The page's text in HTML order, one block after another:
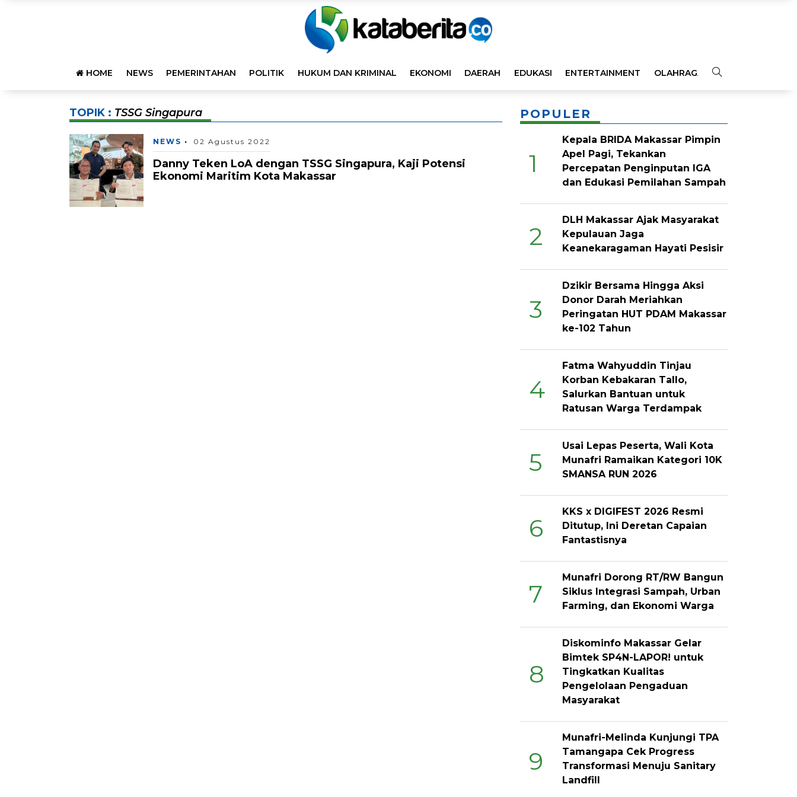
HOME NEWS PEMERINTAHAN POLITIK HUKUM DAN KRIMINAL EKONOMI DAERAH EDUKASI ENTERTAINMENT OLAHRAGA OPINI
TOPIK : TSSG Singapura
NEWS 02 Agustus 2022
Danny Teken LoA dengan TSSG Singapura, Kaji Potensi
Ekonomi Maritim Kota Makassar
POPULER
1
Kepala BRIDA Makassar Pimpin
Apel Pagi, Tekankan
Percepatan Penginputan IGA
dan Edukasi Pemilahan Sampah
2
DLH Makassar Ajak Masyarakat
Kepulauan Jaga
Keanekaragaman Hayati Pesisir
3
Dzikir Bersama Hingga Aksi
Donor Darah Meriahkan
Peringatan HUT PDAM Makassar
ke-102 Tahun
4
Fatma Wahyuddin Tinjau
Korban Kebakaran Tallo,
Salurkan Bantuan untuk
Ratusan Warga Terdampak
5
Usai Lepas Peserta, Wali Kota
Munafri Ramaikan Kategori 10K
SMANSA RUN 2026
6
KKS x DIGIFEST 2026 Resmi
Ditutup, Ini Deretan Capaian
Fantastisnya
7
Munafri Dorong RT/RW Bangun
Siklus Integrasi Sampah, Urban
Farming, dan Ekonomi Warga
8
Diskominfo Makassar Gelar
Bimtek SP4N-LAPOR! untuk
Tingkatkan Kualitas
Pengelolaan Pengaduan
Masyarakat
9
Munafri-Melinda Kunjungi TPA
Tamangapa Cek Progress
Transformasi Menuju Sanitary
Landfill